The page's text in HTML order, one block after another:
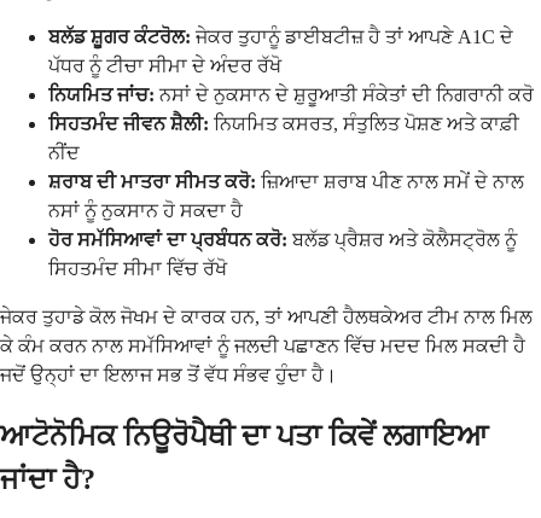
ਬਲੱਡ ਸ਼ੂਗਰ ਕੰਟਰੋਲ: ਜੇਕਰ ਤੁਹਾਨੂੰ ਡਾਈਬਟੀਜ਼ ਹੈ ਤਾਂ ਆਪਣੇ A1C ਦੇ
ਪੱਧਰ ਨੂੰ ਟੀਚਾ ਸੀਮਾ ਦੇ ਅੰਦਰ ਰੱਖੋ
ਨਿਯਮਿਤ ਜਾਂਚ: ਨਸਾਂ ਦੇ ਨੁਕਸਾਨ ਦੇ ਸ਼ੁਰੂਆਤੀ ਸੰਕੇਤਾਂ ਦੀ ਨਿਗਰਾਨੀ ਕਰੋ
ਸਿਹਤਮੰਦ ਜੀਵਨ ਸ਼ੈਲੀ: ਨਿਯਮਿਤ ਕਸਰਤ, ਸੰਤੁਲਿਤ ਪੋਸ਼ਣ ਅਤੇ ਕਾਫ਼ੀ
ਨੀਂਦ
ਸ਼ਰਾਬ ਦੀ ਮਾਤਰਾ ਸੀਮਤ ਕਰੋ: ਜ਼ਿਆਦਾ ਸ਼ਰਾਬ ਪੀਣ ਨਾਲ ਸਮੇਂ ਦੇ ਨਾਲ
ਨਸਾਂ ਨੂੰ ਨੁਕਸਾਨ ਹੋ ਸਕਦਾ ਹੈ
ਹੋਰ ਸਮੱਸਿਆਵਾਂ ਦਾ ਪ੍ਰਬੰਧਨ ਕਰੋ: ਬਲੱਡ ਪ੍ਰੈਸ਼ਰ ਅਤੇ ਕੋਲੈਸਟ੍ਰੋਲ ਨੂੰ
ਸਿਹਤਮੰਦ ਸੀਮਾ ਵਿੱਚ ਰੱਖੋ
ਜੇਕਰ ਤੁਹਾਡੇ ਕੋਲ ਜੋਖਮ ਦੇ ਕਾਰਕ ਹਨ, ਤਾਂ ਆਪਣੀ ਹੈਲਥਕੇਅਰ ਟੀਮ ਨਾਲ ਮਿਲ
ਕੇ ਕੰਮ ਕਰਨ ਨਾਲ ਸਮੱਸਿਆਵਾਂ ਨੂੰ ਜਲਦੀ ਪਛਾਣਨ ਵਿੱਚ ਮਦਦ ਮਿਲ ਸਕਦੀ ਹੈ
ਜਦੋਂ ਉਨ੍ਹਾਂ ਦਾ ਇਲਾਜ ਸਭ ਤੋਂ ਵੱਧ ਸੰਭਵ ਹੁੰਦਾ ਹੈ।
ਆਟੋਨੋਮਿਕ ਨਿਊਰੋਪੈਥੀ ਦਾ ਪਤਾ ਕਿਵੇਂ ਲਗਾਇਆ
ਜਾਂਦਾ ਹੈ?